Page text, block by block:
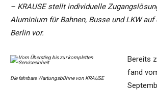
– KRAUSE stellt individuelle
Aluminium für Bahnen, Busse und LKW auf
Berlin vor.
Die fahrbare Wartungsbühne von KRAUSE
Bereits
fand